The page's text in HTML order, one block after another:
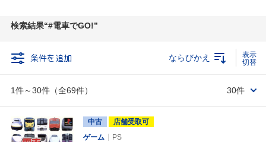
検索結果 #電車でGO!
条件を追加
1件～30件（全69件）
ならびかえ
30件
中古
店舗受取可
ゲーム
PS